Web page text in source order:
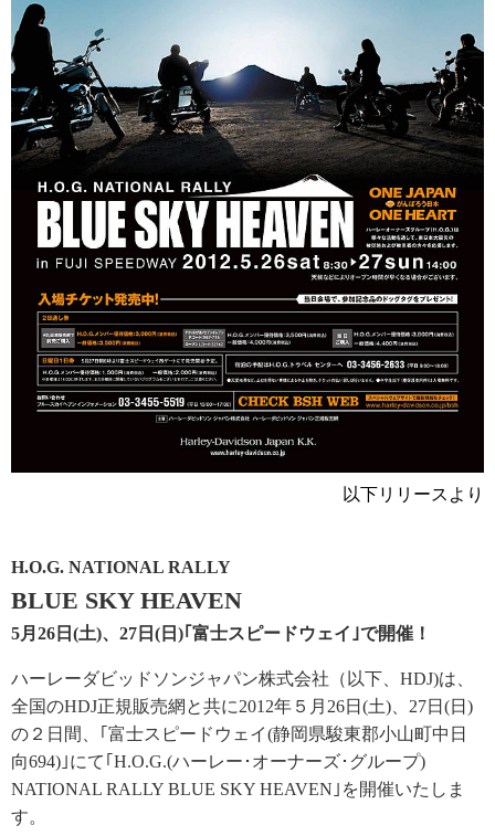
以下リリースより
H.O.G. NATIONAL RALLY
BLUE SKY HEAVEN
5月26日(土)、27日(日)｢富士スピードウェイ｣で開催！
ハーレーダビッドソンジャパン株式会社（以下、HDJ)は、
全国のHDJ正規販売網と共に2012年５月26日(土)、27日(日)
の２日間、｢富士スピードウェイ(静岡県駿東郡小山町中日
向694)｣にて｢H.O.G.(ハーレー･オーナーズ･グループ)
NATIONAL RALLY BLUE SKY HEAVEN｣を開催いたしま
す。